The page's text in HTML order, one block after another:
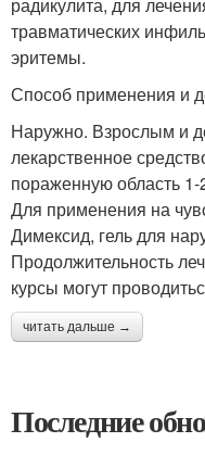
радикулита, для
травматических
эритемы.
Способ применения и
Наружно. Взрослым и
лекарственное
пораженную область 1-
Для применения на
Димексид, гель для
Продолжительность
курсы могут
читать дальше →
Последние